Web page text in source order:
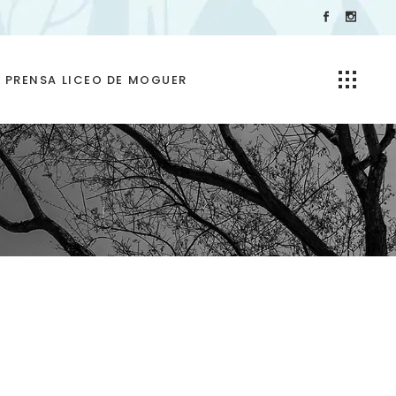
PRENSA LICEO DE MOGUER
Galeria AluMbrado Puerto
de Huelva 2025
Vídeos del Encendido del
Alumbrado Navideño
Puerto de Huelva 2025